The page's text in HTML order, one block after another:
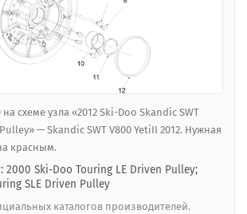
схеме узла «2012 Ski-Doo Skandic SWT
— Skandic SWT V800 YetiII 2012. Нужная
красным.
2000 Ski-Doo Touring LE Driven Pulley;
SLE Driven Pulley
каталогов производителей.